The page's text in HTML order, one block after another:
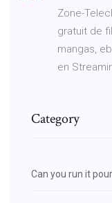
Zone-
gratuit de
mangas,
en
Category
Can you run it